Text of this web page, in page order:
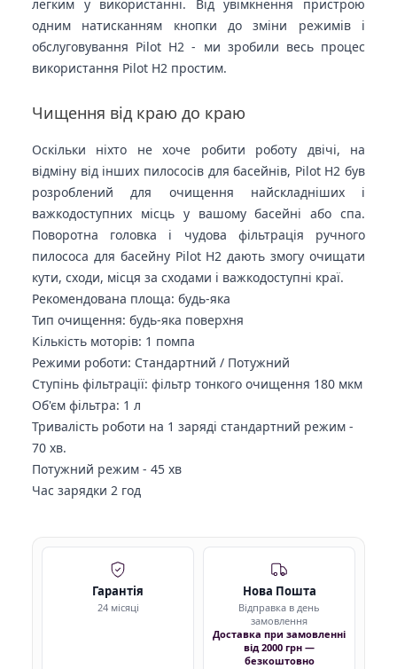
легким у використанні. Від увімкнення пристрою
одним натисканням кнопки до зміни режимів і
обслуговування Pilot H2 - ми зробили весь процес
використання Pilot H2 простим.
Чищення від краю до краю
Оскільки ніхто не хоче робити роботу двічі, на
відміну від інших пилососів для басейнів, Pilot H2 був
розроблений для очищення найскладніших і
важкодоступних місць у вашому басейні або спа.
Поворотна головка і чудова фільтрація ручного
пилососа для басейну Pilot H2 дають змогу очищати
кути, сходи, місця за сходами і важкодоступні краї.
Рекомендована площа: будь-яка
Тип очищення: будь-яка поверхня
Кількість моторів: 1 помпа
Режими роботи: Стандартний / Потужний
Ступінь фільтрації: фільтр тонкого очищення 180 мкм
Об'єм фільтра: 1 л
Тривалість роботи на 1 заряді стандартний режим -
70 хв.
Потужний режим - 45 хв
Час зарядки 2 год
Гарантія
24 місяці
Нова Пошта
Відправка в день
замовлення
Доставка при замовленні
від 2000 грн —
безкоштовно